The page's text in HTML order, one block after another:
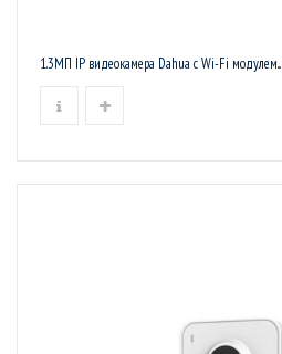
1.3МП IP видеокамера Dahua с Wi-Fi модулем...